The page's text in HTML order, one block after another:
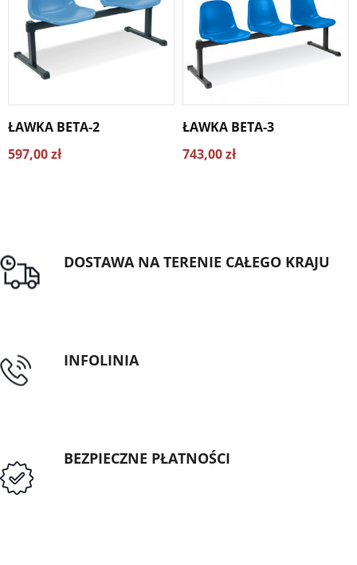
ŁAWKA BETA-2
597,00 zł
ŁAWKA BETA-3
743,00 zł
DOSTAWA NA TERENIE CAŁEGO KRAJU
INFOLINIA
BEZPIECZNE PŁATNOŚCI